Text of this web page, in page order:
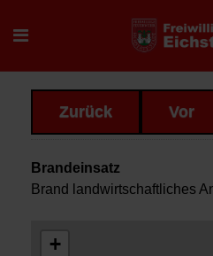
Zurück Vor
Brandeinsatz
Brand landwirtschaftliches
+